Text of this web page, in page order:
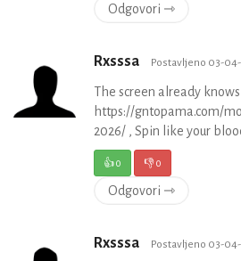
Odgovori ⇾
Rxsssa Postavljeno 03-
The screen already
https://gntopama.com/
2026/ , Spin like your
👍0 👎0
Odgovori ⇾
Rxsssa Postavljeno 03-